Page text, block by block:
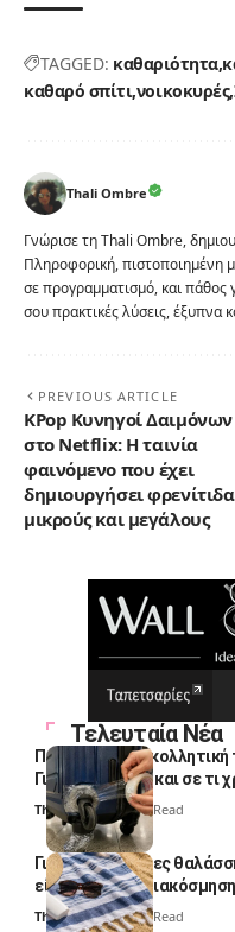
TAGGED: καθαριότητα
καθαρό σπίτινοικοκυρές
Thali Ombre
Γνώρισε τη Thali Ombre,
Πληροφορική, πιστοποιημένη
σε προγραμματισμό, και πάθος
σου πρακτικές λύσεις, έξυπνα
PREVIOUS ARTICLE
KPop Κυνηγοί Δαιμόνων
στο Netflix: Η ταινία
φαινόμενο που έχει
δημιουργήσει
μικρούς και μεγάλους
Τελευταία Νέα
Πολλοί βάζουν κολλητική
Γιατί το κάνουν και σε τι
Thali Ombre4 Min Read
Γιατί οι πετσέτες
είναι μόνο για διακόσμηση
Thali Ombre5 Min Read